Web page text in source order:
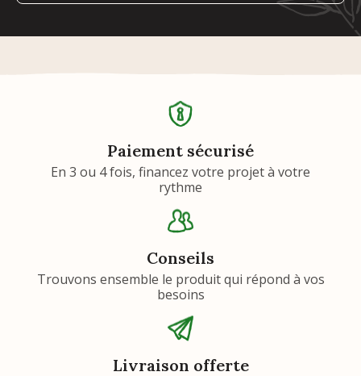
Paiement sécurisé
En 3 ou 4 fois, financez votre projet à votre
rythme
Conseils
Trouvons ensemble le produit qui répond à vos
besoins
Livraison offerte